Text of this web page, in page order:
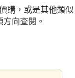
購，或是其他類似
向查閱。